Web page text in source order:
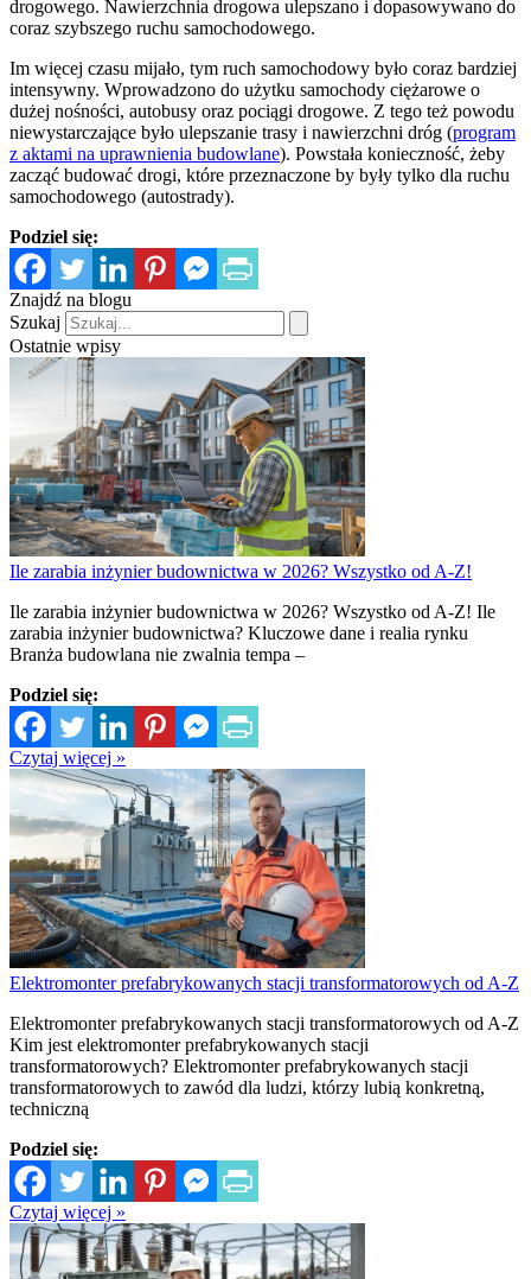
drogowego. Nawierzchnia drogowa ulepszano i dopasowywano do
coraz szybszego ruchu samochodowego.
Im więcej czasu mijało, tym ruch samochodowy było coraz bardziej
intensywny. Wprowadzono do użytku samochody ciężarowe o
dużej nośności, autobusy oraz pociągi drogowe. Z tego też powodu
niewystarczające było ulepszanie trasy i nawierzchni dróg (program
z aktami na uprawnienia budowlane). Powstała konieczność, żeby
zacząć budować drogi, które przeznaczone by były tylko dla ruchu
samochodowego (autostrady).
Podziel się:
Znajdź na blogu
Szukaj
Ostatnie wpisy
Ile zarabia inżynier budownictwa w 2026? Wszystko od A-Z!
Ile zarabia inżynier budownictwa w 2026? Wszystko od A-Z! Ile
zarabia inżynier budownictwa? Kluczowe dane i realia rynku
Branża budowlana nie zwalnia tempa –
Podziel się:
Czytaj więcej »
Elektromonter prefabrykowanych stacji transformatorowych od A-Z
Elektromonter prefabrykowanych stacji transformatorowych od A-Z
Kim jest elektromonter prefabrykowanych stacji
transformatorowych? Elektromonter prefabrykowanych stacji
transformatorowych to zawód dla ludzi, którzy lubią konkretną,
techniczną
Podziel się:
Czytaj więcej »